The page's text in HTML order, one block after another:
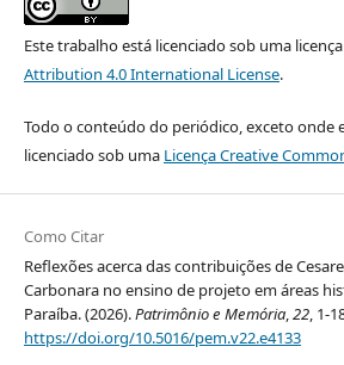
Este trabalho está licenciado sob uma licença
Attribution 4.0 International License.
Todo o conteúdo do periódico, exceto onde
licenciado sob uma Licença Creative
Como Citar
Reflexões acerca das contribuições de
Carbonara no ensino de projeto em áreas
Paraíba. (2026).Patrimônio e Memória,22, 1-
https://doi.org/10.5016/pem.v22.e4133